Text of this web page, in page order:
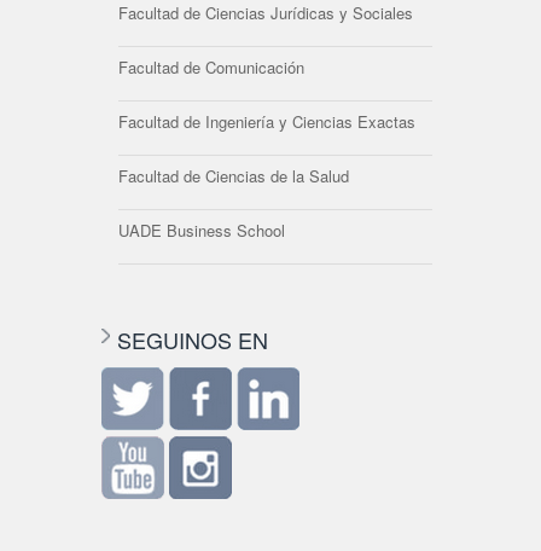
Facultad de Ciencias Jurídicas y Sociales
Facultad de Comunicación
Facultad de Ingeniería y Ciencias Exactas
Facultad de Ciencias de la Salud
UADE Business School
SEGUINOS EN